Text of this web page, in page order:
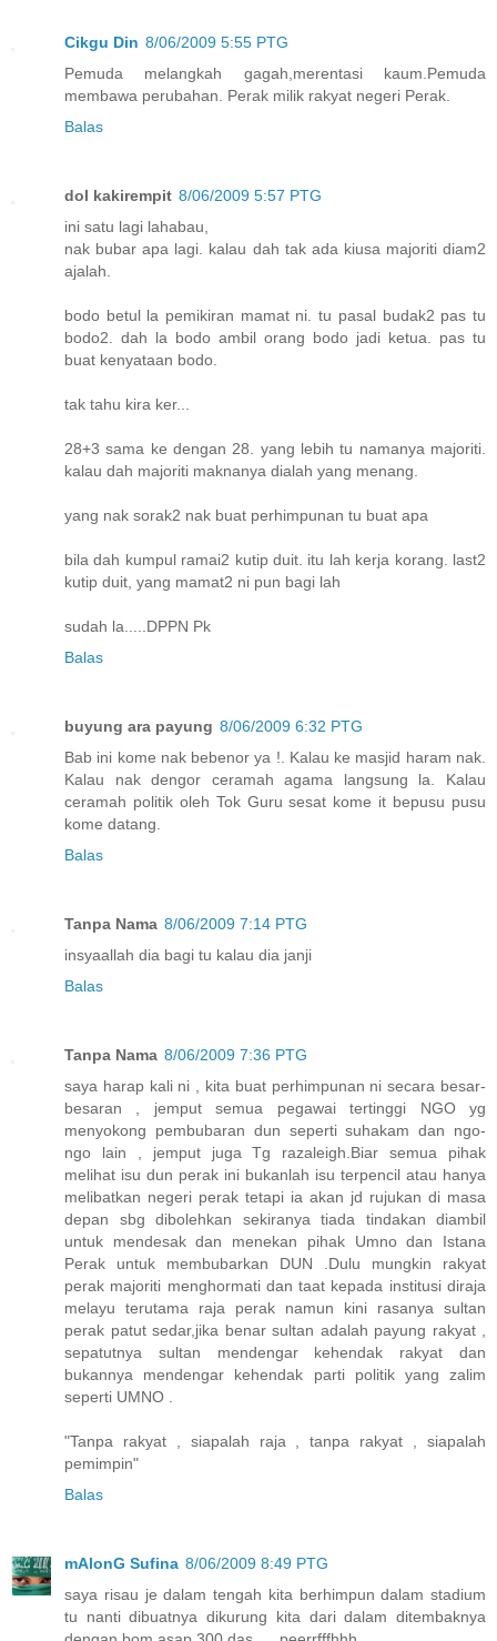
Cikgu Din 8/06/2009 5:55 PTG
Pemuda melangkah gagah,merentasi kaum.Pemuda
membawa perubahan. Perak milik rakyat negeri Perak.
Balas
dol kakirempit 8/06/2009 5:57 PTG
ini satu lagi lahabau,
nak bubar apa lagi. kalau dah tak ada kiusa majoriti diam2
ajalah.
bodo betul la pemikiran mamat ni. tu pasal budak2 pas tu
bodo2. dah la bodo ambil orang bodo jadi ketua. pas tu
buat kenyataan bodo.
tak tahu kira ker...
28+3 sama ke dengan 28. yang lebih tu namanya majoriti.
kalau dah majoriti maknanya dialah yang menang.
yang nak sorak2 nak buat perhimpunan tu buat apa
bila dah kumpul ramai2 kutip duit. itu lah kerja korang. last2
kutip duit, yang mamat2 ni pun bagi lah
sudah la.....DPPN Pk
Balas
buyung ara payung 8/06/2009 6:32 PTG
Bab ini kome nak bebenor ya !. Kalau ke masjid haram nak.
Kalau nak dengor ceramah agama langsung la. Kalau
ceramah politik oleh Tok Guru sesat kome it bepusu pusu
kome datang.
Balas
Tanpa Nama 8/06/2009 7:14 PTG
insyaallah dia bagi tu kalau dia janji
Balas
Tanpa Nama 8/06/2009 7:36 PTG
saya harap kali ni , kita buat perhimpunan ni secara besar-
besaran , jemput semua pegawai tertinggi NGO yg
menyokong pembubaran dun seperti suhakam dan ngo-
ngo lain , jemput juga Tg razaleigh.Biar semua pihak
melihat isu dun perak ini bukanlah isu terpencil atau hanya
melibatkan negeri perak tetapi ia akan jd rujukan di masa
depan sbg dibolehkan sekiranya tiada tindakan diambil
untuk mendesak dan menekan pihak Umno dan Istana
Perak untuk membubarkan DUN .Dulu mungkin rakyat
perak majoriti menghormati dan taat kepada institusi diraja
melayu terutama raja perak namun kini rasanya sultan
perak patut sedar,jika benar sultan adalah payung rakyat ,
sepatutnya sultan mendengar kehendak rakyat dan
bukannya mendengar kehendak parti politik yang zalim
seperti UMNO .
"Tanpa rakyat , siapalah raja , tanpa rakyat , siapalah
pemimpin"
Balas
mAlonG Sufina 8/06/2009 8:49 PTG
saya risau je dalam tengah kita berhimpun dalam stadium
tu nanti dibuatnya dikurung kita dari dalam ditembaknya